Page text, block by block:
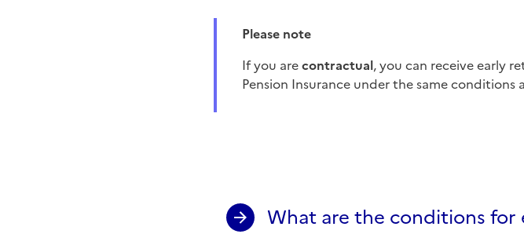
Please note
If you arecontractual, you can receive early
Pension Insurance under the same conditions
What are the conditions